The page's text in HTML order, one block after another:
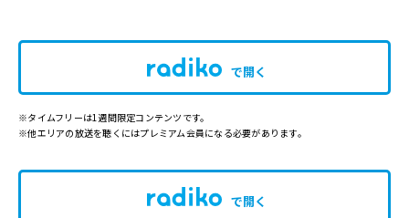
で開く
※タイムフリーは1週間限定コンテンツです。
※他エリアの放送を聴くにはプレミアム会員になる必要があります。
で開く